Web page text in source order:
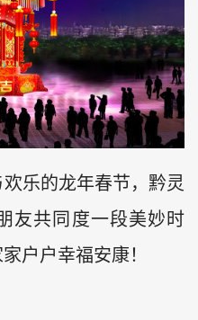
乐的龙年春节，黔灵
友共同度一段美妙时
户户幸福安康！